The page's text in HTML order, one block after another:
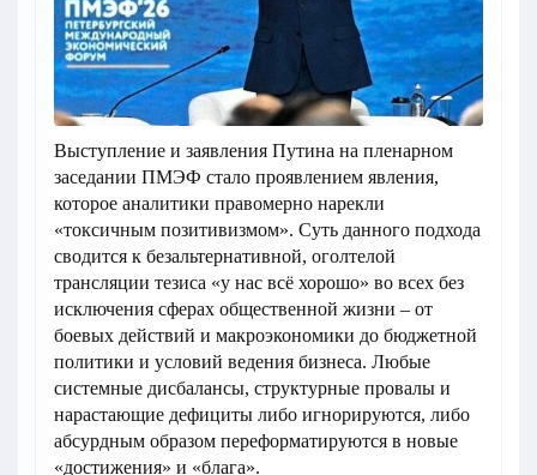
Выступление и заявления Путина на пленарном
заседании ПМЭФ стало проявлением явления,
которое аналитики правомерно нарекли
«токсичным позитивизмом». Суть данного подхода
сводится к безальтернативной, оголтелой
трансляции тезиса «у нас всё хорошо» во всех без
исключения сферах общественной жизни – от
боевых действий и макроэкономики до бюджетной
политики и условий ведения бизнеса. Любые
системные дисбалансы, структурные провалы и
нарастающие дефициты либо игнорируются, либо
абсурдным образом переформатируются в новые
«достижения» и «блага».